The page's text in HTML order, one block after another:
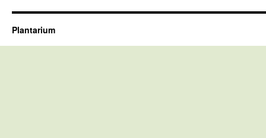
Plantarium